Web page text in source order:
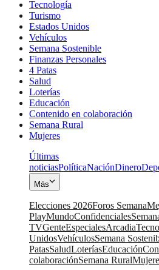
Tecnología
Turismo
Estados Unidos
Vehículos
Semana Sostenible
Finanzas Personales
4 Patas
Salud
Loterías
Educación
Contenido en colaboración
Semana Rural
Mujeres
Últimas
noticiasPolíticaNaciónDinero
Más
Elecciones 2026Foros Semana
PlayMundoConfidenciales
TVGenteEspecialesArcadia
UnidosVehículosSemana
PatasSaludLoteríasEducación
colaboraciónSemana Rural